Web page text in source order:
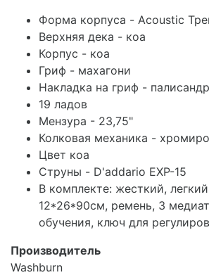
Форма корпуса - Acoustic
Верхняя дека - коа
Корпус - коа
Гриф - махагони
Накладка на гриф - палисандр
19 ладов
Мензура - 23,75"
Колковая механика -
Цвет коа
Струны - D'addario EXP-15
В комплекте: жесткий,
12*26*90см, ремень, 3
обучения, ключ для
Производитель
Washburn